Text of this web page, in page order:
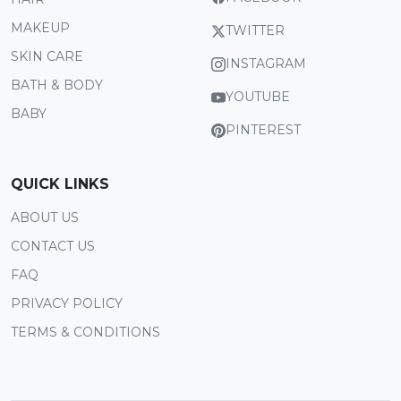
MAKEUP
SKIN CARE
BATH & BODY
BABY
TWITTER
INSTAGRAM
YOUTUBE
PINTEREST
QUICK LINKS
ABOUT US
CONTACT US
FAQ
PRIVACY POLICY
TERMS & CONDITIONS